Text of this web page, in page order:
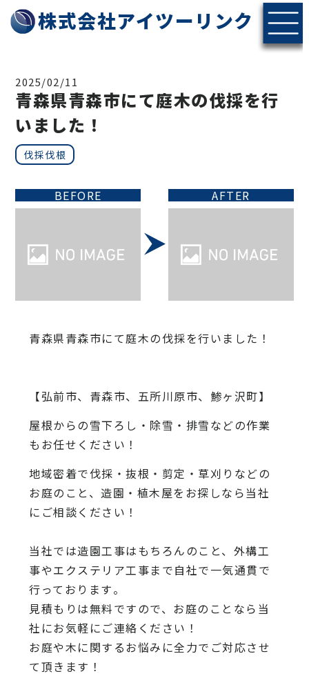
株式会社アイツーリンク
2025/02/11
青森県青森市にて庭木の伐採を行
いました！
伐採伐根
BEFORE AFTER
青森県青森市にて庭木の伐採を行いました！
【弘前市、青森市、五所川原市、鯵ヶ沢町】
屋根からの雪下ろし・除雪・排雪などの作業
もお任せください！
地域密着で伐採・抜根・剪定・草刈りなどの
お庭のこと、造園・ 植木屋をお探しなら当社
にご相談ください！
当社では造園工事はもちろんのこと、 外構工
事やエクステリア工事まで自社で一気通貫で
行っております。
見積もりは無料ですので、 お庭のことなら当
社にお気軽にご連絡ください！
お庭や木に関するお悩みに全力でご対応させ
て頂きます！